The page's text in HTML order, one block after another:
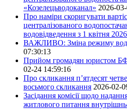
«Козелецьводоканал» 2026-
Про наміри скоригувати
централізованого
водовідведення з 1 квітня
ВАЖЛИВО: Зміна режиму
07:30:13
Прийом громадян юристом
02-24 14:59:16
Про скликання п’ятдесят
восьмого скликання 2026-02-
Засідання комісії щодо
житлового питання